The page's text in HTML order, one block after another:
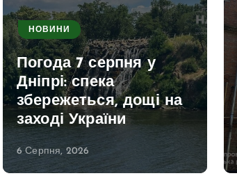
НОВИНИ
Погода 7 серпня у
Дніпрі: спека
збережеться, дощі на
заході України
6 Серпня, 2026